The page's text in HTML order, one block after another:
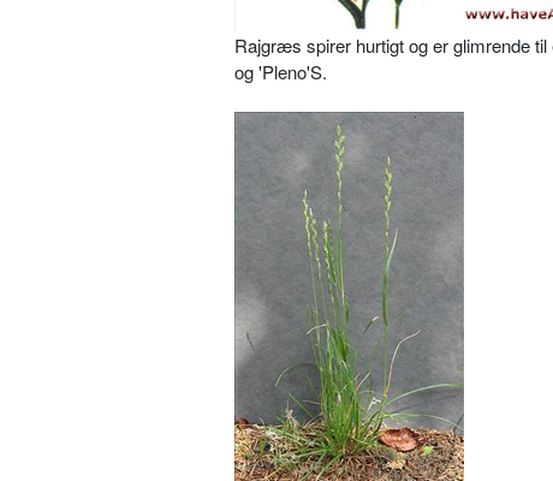
Rajgræs spirer hurtigt og er glimrende
og 'Pleno'S.